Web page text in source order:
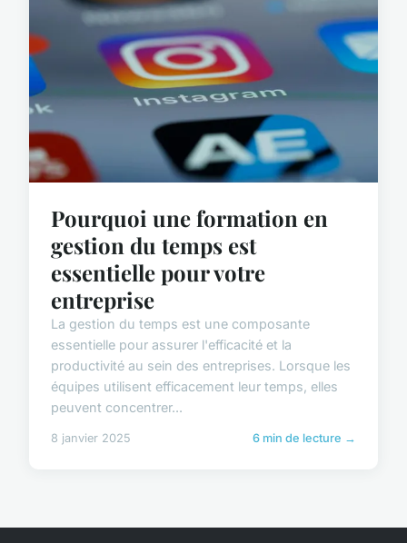
Pourquoi une formation en
gestion du temps est
essentielle pour votre
entreprise
La gestion du temps est une composante
essentielle pour assurer l'efficacité et la
productivité au sein des entreprises. Lorsque les
équipes utilisent efficacement leur temps, elles
peuvent concentrer...
8 janvier 2025 6 min de lecture →